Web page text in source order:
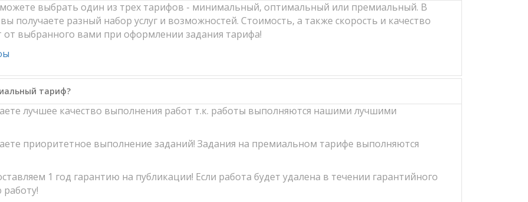
можете выбрать один из трех тарифов - минимальный, оптимальный или премиальный. В
получаете разный набор услуг и возможностей. Стоимость, а также скорость и качество
от выбранного вами при оформлении задания тарифа!
тариф?
лучшее качество выполнения работ т.к. работы выполняются нашими лучшими
приоритетное выполнение заданий! Задания на премиальном тарифе выполняются
1 год гарантию на публикации! Если работа будет удалена в течении гарантийного